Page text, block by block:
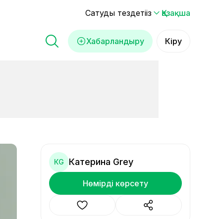
Сатуды тездетіңіз Қазақша
Хабарландыру Кіру
КG Катерина Grey
Нөмірді көрсету